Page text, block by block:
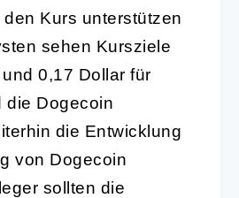
Kurs unterstützen
sehen Kursziele
0,17 Dollar für
die Dogecoin
die Entwicklung
von Dogecoin
sollten die